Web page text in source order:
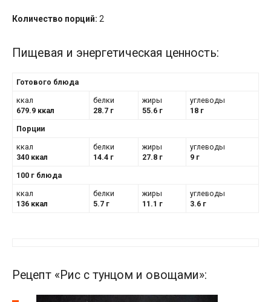
Количество порций: 2
Пищевая и энергетическая ценность:
Готового блюда
ккал
679.9 ккал
белки
28.7 г
жиры
55.6 г
углеводы
18 г
Порции
ккал
340 ккал
белки
14.4 г
жиры
27.8 г
углеводы
9 г
100 г блюда
ккал
136 ккал
белки
5.7 г
жиры
11.1 г
углеводы
3.6 г
Рецепт «Рис с тунцом и овощами»: